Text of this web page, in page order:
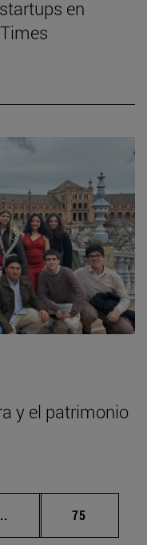
en
y el patrimonio
Páginas intermedias
Página
75